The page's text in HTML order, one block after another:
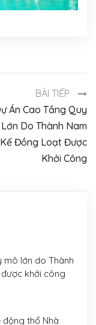
BÀI TIẾP
Án Cao Tầng Quy
Do Thành Nam
Đồng Loạt Được
Khởi Công
mô lớn do Thành
khởi công
động thổ Nhà